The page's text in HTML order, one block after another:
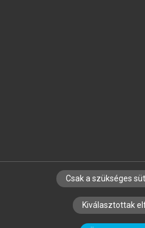
SZERZŐKNEK CÉGEKNEK
SZERKESZTÉSI ÉS
Csak a szükséges
Kiválasztottak